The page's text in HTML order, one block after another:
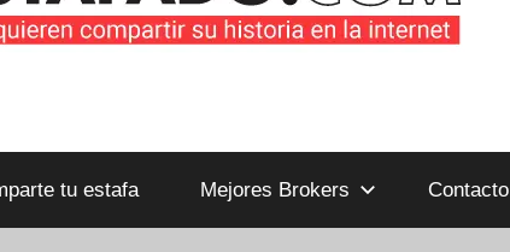
tu estafa Mejores Brokers Contacto